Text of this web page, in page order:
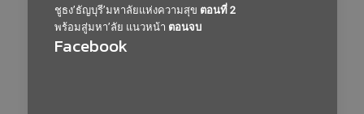
ชูธง’ธัญบุรี’มหาลัยแห่งความสุข ตอนที่ 2
พร้อมสู่มหา’ลัย แนวหน้า ตอนจบ
Facebook